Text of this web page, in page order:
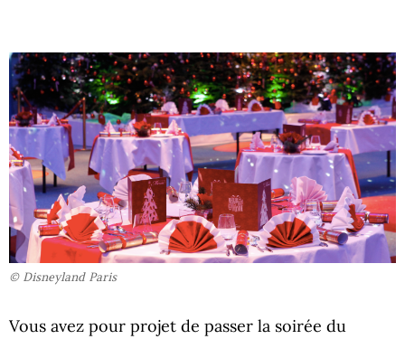
© Disneyland Paris
Vous avez pour projet de passer la soirée du